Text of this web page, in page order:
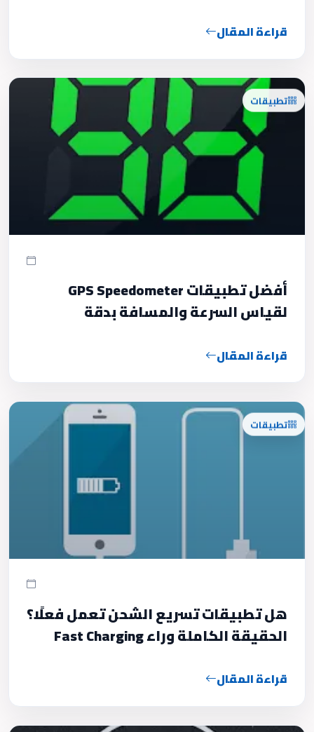
قراءة المقال
تطبيقات
أفضل تطبيقات GPS Speedometer
لقياس السرعة والمسافة بدقة
قراءة المقال
تطبيقات
هل تطبيقات تسريع الشحن تعمل فعلًا؟
الحقيقة الكاملة وراء Fast Charging
قراءة المقال